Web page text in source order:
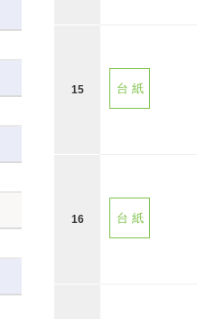
15 台 紙
16 台 紙